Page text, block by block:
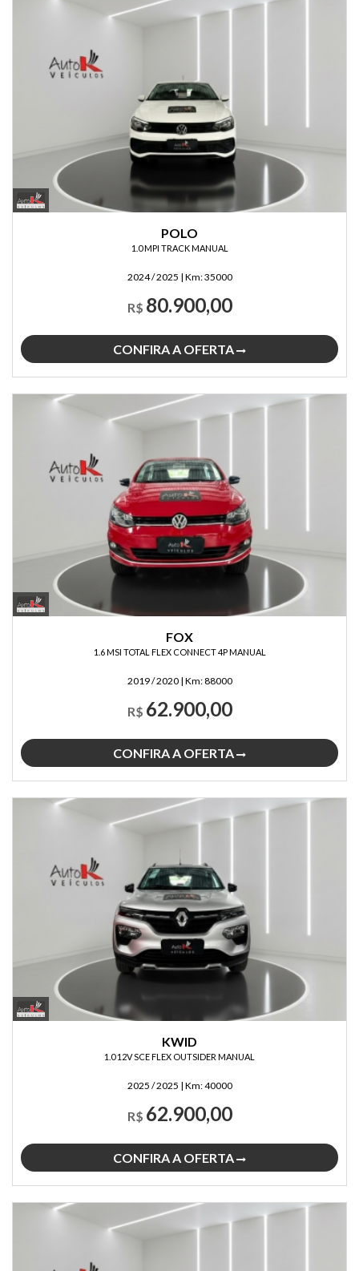
POLO
1.0 MPI TRACK MANUAL
2024 / 2025 | Km:35000
R$ 80.900,00
CONFIRA A OFERTA
FOX
1.6 MSI TOTAL FLEX CONNECT 4P MANUAL
2019 / 2020 | Km:88000
R$ 62.900,00
CONFIRA A OFERTA
KWID
1.0 12V SCE FLEX OUTSIDER MANUAL
2025 / 2025 | Km:40000
R$ 62.900,00
CONFIRA A OFERTA